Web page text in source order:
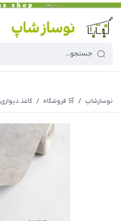
نوسازشاپ / 🛒 فروشگاه / کاغذ دیواری